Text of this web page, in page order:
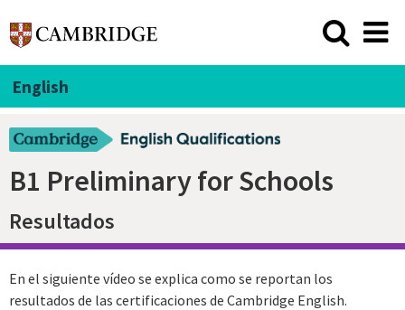
English
B1 Preliminary for Schools
Resultados
En el siguiente vídeo se explica como se reportan los
resultados de las certificaciones de Cambridge English.